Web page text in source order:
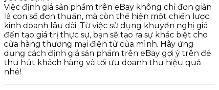
Việc định giá sản phẩm trên eBay không chỉ đơn giản
là con số đơn thuần, mà còn thể hiện một chiến lược
kinh doanh lâu dài. Từ việc sử dụng khuyến nghị giá
đến tạo giá trị thực sự, bạn sẽ tạo ra sự khác biệt cho
cửa hàng thương mại điện tử của mình. Hãy ứng
dụng cách định giá sản phẩm trên eBay gợi ý trên để
thu hút khách hàng và tối ưu doanh thu hiệu quả
nhé!